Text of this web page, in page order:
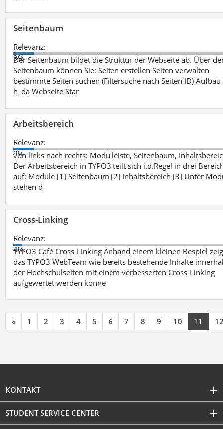
Seitenbaum
Relevanz:
9%
Der Seitenbaum bildet die Struktur der Webseite ab. Über
Seitenbaum können Sie: Seiten erstellen Seiten verwalten
bestimmte Seiten suchen (Filtersuche nach Seiten ID) Aufbau
h_da Webseite Star
Arbeitsbereich
Relevanz:
9%
von links nach rechts: Modulleiste, Seitenbaum,
Der Arbeitsbereich in TYPO3 teilt sich i.d.Regel in drei
auf: Module [1] Seitenbaum [2] Inhaltsbereich [3] Unter
stehen d
Cross-Linking
Relevanz:
4%
TYPO3 Café Cross-Linking Anhand einem kleinen Bespiel
das TYPO3 WebTeam wie bereits bestehende Inhalte
der Hochschulseiten mit einem verbesserten Cross-Linking
aufgewertet werden könne
« 1 2 3 4 5 6 7 8 9 10 11 12
KONTAKT
STUDENT SERVICE CENTER